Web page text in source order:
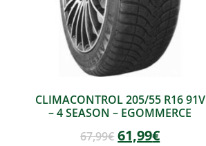
CLIMACONTROL 205/55 R16 91V
– 4 SEASON – EGOMMERCE
67,99€ 61,99€